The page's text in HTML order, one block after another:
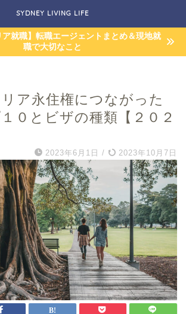
SYDNEY LIVING LIFE
ア就職】転職エージェントまとめ＆現地就
職で大切なこと
ア永住権につながった
０とビザの種類【２０２
2023年6月1日 / 2023年10月7日